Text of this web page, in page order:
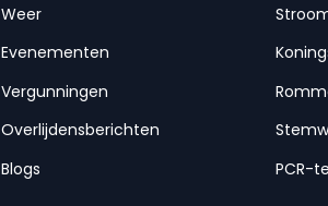
Weer
Evenementen
Vergunningen
Overlijdensberichten
Blogs
PCR-